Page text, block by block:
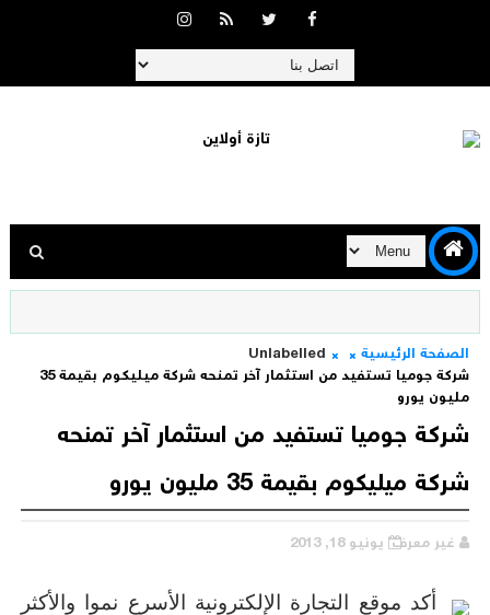
الصفحة الرئيسية
Unlabelled
شركة جوميا تستفيد من استثمار آخر تمنحه شركة ميليكوم بقيمة 35
مليون يورو
شركة جوميا تستفيد من استثمار آخر تمنحه
شركة ميليكوم بقيمة 35 مليون يورو
غير معرف يونيو 18, 2013
أكد موقع التجارة الإلكترونية الأسرع نموا والأكثر